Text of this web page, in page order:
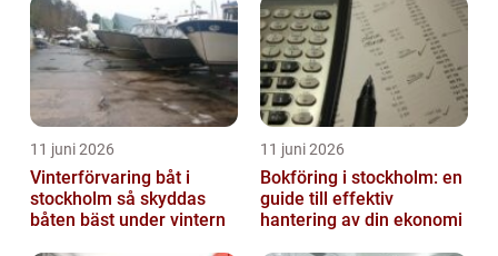
11 juni 2026
Vinterförvaring båt i
stockholm så skyddas
båten bäst under vintern
11 juni 2026
Bokföring i stockholm: en
guide till effektiv
hantering av din ekonomi